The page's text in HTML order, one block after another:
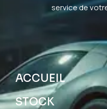
service de
ACCUEIL
STOCK